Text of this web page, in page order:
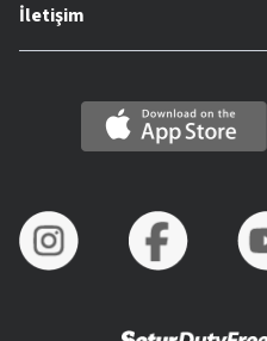
İletişim